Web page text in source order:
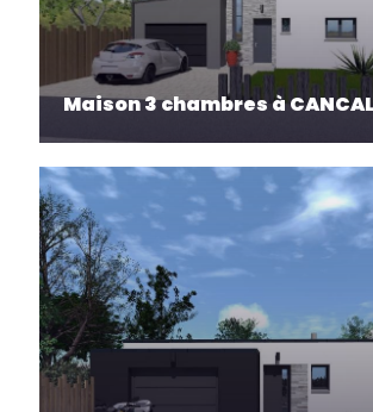
Maison 3 chambres à